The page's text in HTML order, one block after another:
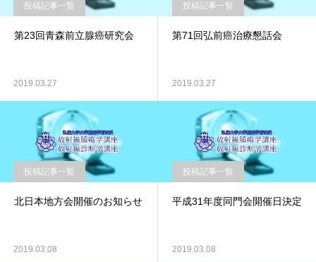
投稿記事一覧
第23回青森前立腺癌研究会
2019.03.27
投稿記事一覧
第71回弘前癌治療懇話会
2019.03.27
投稿記事一覧
北日本地方会開催のお知らせ
2019.03.08
投稿記事一覧
平成31年度同門会開催日決定
2019.03.08